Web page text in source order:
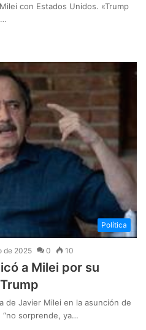
con Estados Unidos. «Trump
Política
de 2025 0 10
a Milei por su
de Javier Milei en la asunción de
“no sorprende, ya…